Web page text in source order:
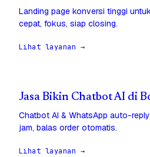
Landing page konversi tinggi
cepat, fokus, siap closing.
Lihat layanan →
Jasa Bikin Chatbot AI di
Chatbot AI & WhatsApp auto-
jam, balas order otomatis.
Lihat layanan →